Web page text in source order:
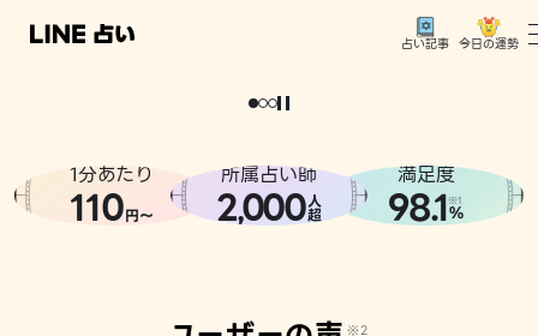
占い記事 今日の運勢
相談事例
どうせなら
。
1分あたり
110円〜
所属占い師
2,000人
超
満足度
98.1※1
%
※2